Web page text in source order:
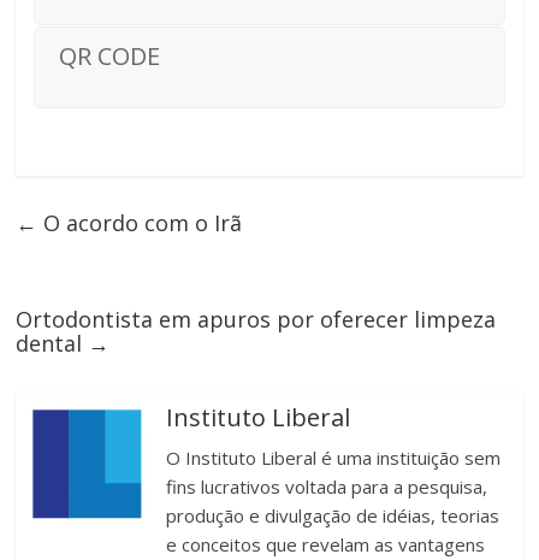
QR CODE
← O acordo com o Irã
Ortodontista em apuros por oferecer limpeza
dental →
Instituto Liberal
O Instituto Liberal é uma instituição sem
fins lucrativos voltada para a pesquisa,
produção e divulgação de idéias, teorias
e conceitos que revelam as vantagens